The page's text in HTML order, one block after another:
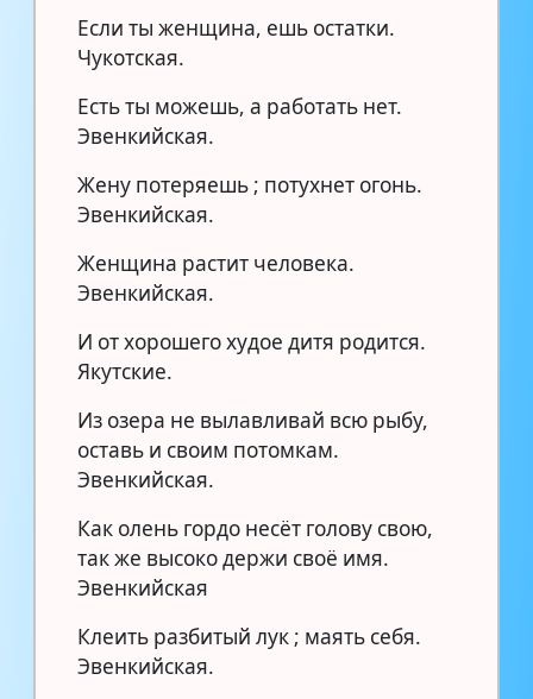
Если ты женщина, ешь остатки.
Чукотская.
Есть ты можешь, а работать нет.
Эвенкийская.
Жену потеряешь ; потухнет огонь.
Эвенкийская.
Женщина растит человека.
Эвенкийская.
И от хорошего худое дитя родится.
Якутские.
Из озера не вылавливай всю рыбу,
оставь и своим потомкам.
Эвенкийская.
Как олень гордо несёт голову свою,
так же высоко держи своё имя.
Эвенкийская
Клеить разбитый лук ; маять себя.
Эвенкийская.